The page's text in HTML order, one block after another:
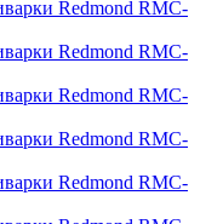
Redmond RMC-
Redmond RMC-
Redmond RMC-
Redmond RMC-
Redmond RMC-